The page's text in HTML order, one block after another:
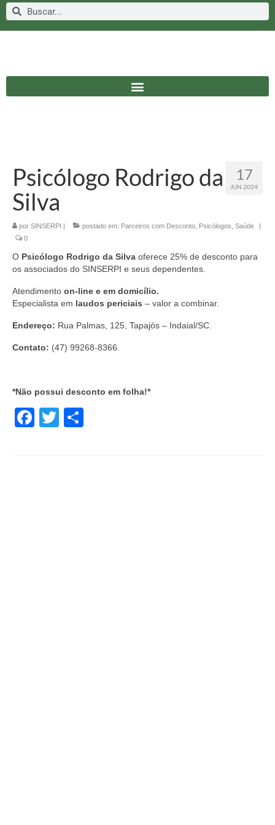
17
JUN 2024
Psicólogo Rodrigo da
Silva
por SINSERPI postado em: Parceiros com Desconto Psicólogos Saúde
0
O Psicólogo Rodrigo da Silva oferece 25% de desconto para
os associados do SINSERPI e seus dependentes.
Atendimento on-line e em domicílio.
Especialista em laudos periciais – valor a combinar.
Endereço: Rua Palmas, 125, Tapajós – Indaial/SC.
Contato: (47) 99268-8366.
*Não possui desconto em folha!*
Facebook
Twitter